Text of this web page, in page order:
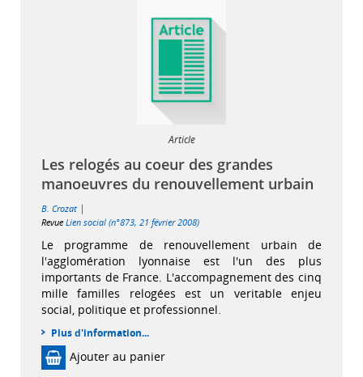
Article
Les relogés au coeur des grandes
manoeuvres du renouvellement urbain
B. Crozat |
Revue Lien social (n°873, 21 février 2008)
Le programme de renouvellement urbain de
l'agglomération lyonnaise est l'un des plus
importants de France. L'accompagnement des cinq
mille familles relogées est un veritable enjeu
social, politique et professionnel.
Plus d'information...
Ajouter au panier